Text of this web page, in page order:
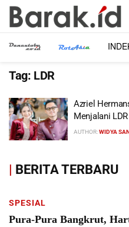
Tag: LDR
Azriel
Menjalani
AUTHOR:WIDYA
| BERITA TERBARU
SPESIAL
Pura-Pura Bangkrut,